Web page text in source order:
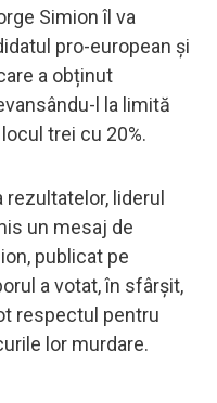
Simion îl va
pro-european și
a obținut
l la limită
trei cu 20%.
rezultatelor, liderul
un mesaj de
publicat pe
a votat, în sfârșit,
respectul pentru
lor murdare.